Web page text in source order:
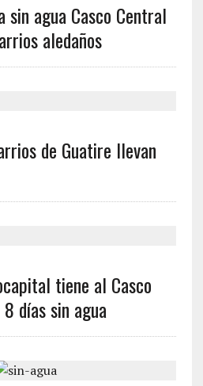
sin agua Casco Central
aledaños
de Guatire llevan
tiene al Casco
días sin agua